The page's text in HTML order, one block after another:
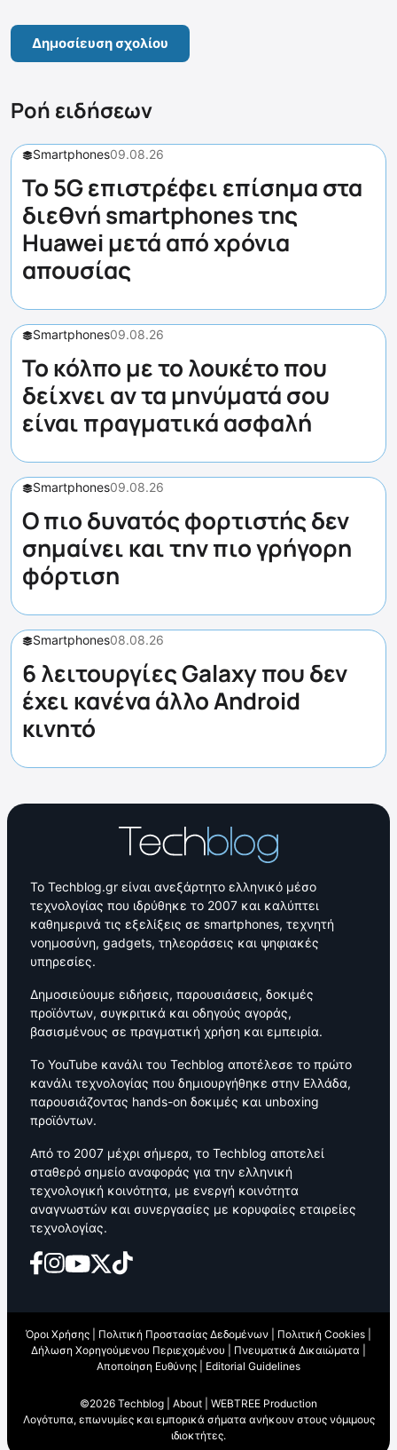
Ροή ειδήσεων
Smartphones09.08.26
Το 5G επιστρέφει επίσημα στα
διεθνή smartphones της
Huawei μετά από χρόνια
απουσίας
Smartphones09.08.26
Το κόλπο με το λουκέτο που
δείχνει αν τα μηνύματά σου
είναι πραγματικά ασφαλή
Smartphones09.08.26
Ο πιο δυνατός φορτιστής δεν
σημαίνει και την πιο γρήγορη
φόρτιση
Smartphones08.08.26
6 λειτουργίες Galaxy που δεν
έχει κανένα άλλο Android
κινητό
Το Techblog.gr είναι ανεξάρτητο ελληνικό μέσο
τεχνολογίας που ιδρύθηκε το 2007 και καλύπτει
καθημερινά τις εξελίξεις σε smartphones, τεχνητή
νοημοσύνη, gadgets, τηλεοράσεις και ψηφιακές
υπηρεσίες.
Δημοσιεύουμε ειδήσεις, παρουσιάσεις, δοκιμές
προϊόντων, συγκριτικά και οδηγούς αγοράς,
βασισμένους σε πραγματική χρήση και εμπειρία.
Το YouTube κανάλι του Techblog αποτέλεσε το πρώτο
κανάλι τεχνολογίας που δημιουργήθηκε στην Ελλάδα,
παρουσιάζοντας hands-on δοκιμές και unboxing
προϊόντων.
Από το 2007 μέχρι σήμερα, το Techblog αποτελεί
σταθερό σημείο αναφοράς για την ελληνική
τεχνολογική κοινότητα, με ενεργή κοινότητα
αναγνωστών και συνεργασίες με κορυφαίες εταιρείες
τεχνολογίας.
Όροι Χρήσης Πολιτική Προστασίας Δεδομένων Πολιτική Cookies
Δήλωση Χορηγούμενου Περιεχομένου
Πνευματικά Δικαιώματα
Αποποίηση Ευθύνης
Editorial Guidelines
©2026 Techblog | About
WEBTREE Production
Λογότυπα, επωνυμίες και εμπορικά σήματα ανήκουν στους νόμιμους
ιδιοκτήτες.